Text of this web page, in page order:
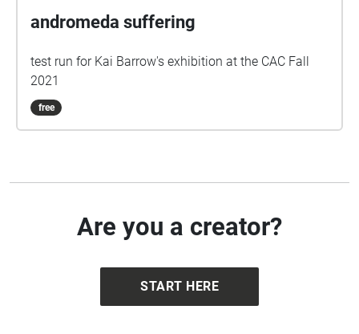
andromeda suffering
test run for Kai Barrow's exhibition at the CAC Fall
2021
free
Are you a creator?
START HERE